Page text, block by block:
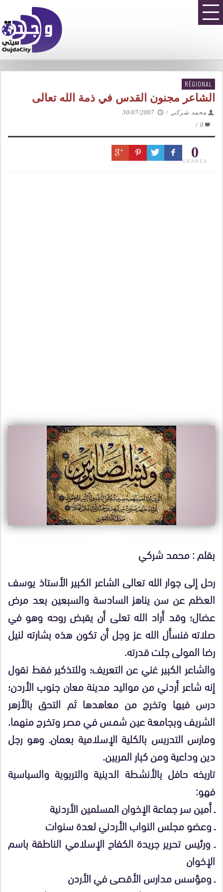
RÉGIONAL
الشاعر مجنون القدس في ذمة الله تعالى
محمد شركي /
30/07/2007
0
/
0
SHARES
بقلم : محمد شركي
رحل إلى جوار الله تعالى الشاعر الكبير الأستاذ يوسف
العظم عن سن يناهز السادسة والسبعين بعد مرض
عضال؛ وقد أراد الله تعلى أن يقبض روحه وهو في
صلاته فنسأل الله عز وجل أن تكون هذه بشارته لنيل
رضا المولى جلت قدرته.
والشاعر الكبير غني عن التعريف؛ وللتذكير فقط نقول
إنه شاعر أردني من مواليد مدينة معان جنوب الأردن؛
درس فيها وتخرج من معاهدها ثم التحق بالأزهر
الشريف وبجامعة عين شمس في مصر وتخرج منهما.
ومارس التدريس بالكلية الإسلامية بعمان. وهو رجل
دين وداعية ومن كبار المربين.
تاريخه حافل بالأنشطة الدينية والتربوية والسياسية
فهو:
ـ أمين سر جماعة الإخوان المسلمين الأردنية
ـ وعضو مجلس النواب الأردني لعدة سنوات
ـ ورئيس تحرير جريدة الكفاح الإسلامي الناطقة باسم
الإخوان
ـ ومؤسس مدارس الأقصى في الأردن